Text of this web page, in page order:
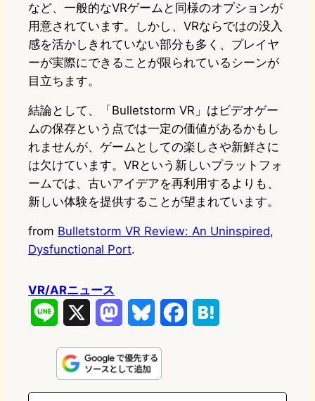
など、一般的なVRゲームと同様のオプションが
用意されています。しかし、VRならではの没入
感を活かしきれていない部分も多く、プレイヤ
ーが実際にできることが限られているシーンが
目立ちます。
結論として、「Bulletstorm VR」はビデオゲー
ムの保存という点では一定の価値があるかもし
れませんが、ゲームとしての楽しさや新鮮さに
は欠けています。VRという新しいプラットフォ
ームでは、古いアイデアを再利用するよりも、
新しい体験を提供することが望まれています。
from Bulletstorm VR Review: An Uninspired,
Dysfunctional Port.
VR/ARニュース
n
e
s
t
u
e
e
e